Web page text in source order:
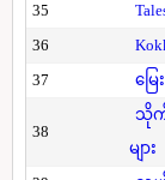
35
36
37
မြ
38
သိုက်
များ